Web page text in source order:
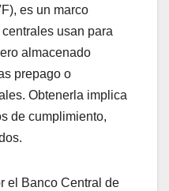
es un marco
usan para
almacenado
prepago o
Obtenerla implica
de cumplimiento,
el Banco Central de